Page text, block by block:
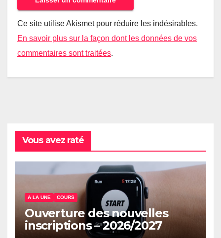
Ce site utilise Akismet pour réduire les indésirables.
En savoir plus sur la façon dont les données de vos
commentaires sont traitées.
Vous avez raté
A LA UNE COURS
Ouverture des nouvelles
inscriptions – 2026/2027